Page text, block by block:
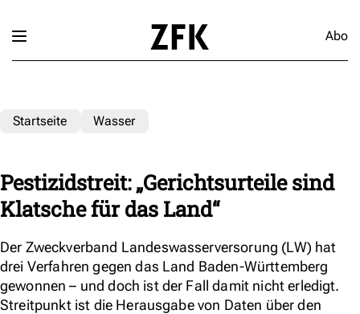
Abo
Startseite Wasser
Pestizidstreit: „Gerichtsurteile sind
Klatsche für das Land“
Der Zweckverband Landeswasserversorung (LW) hat
drei Verfahren gegen das Land Baden-Württemberg
gewonnen – und doch ist der Fall damit nicht erledigt.
Streitpunkt ist die Herausgabe von Daten über den